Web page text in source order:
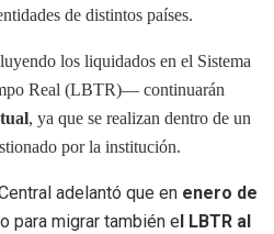
de distintos países.
los liquidados en el Sistema
Real (LBTR)— continuarán
, ya que se realizan dentro de un
por la institución.
adelantó que en enero de
para migrar también el LBTR al